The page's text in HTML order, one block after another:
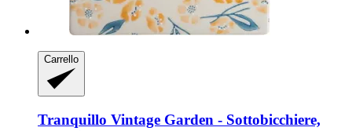
Carrello
Tranquillo Vintage Garden -​ Sottobicchiere,